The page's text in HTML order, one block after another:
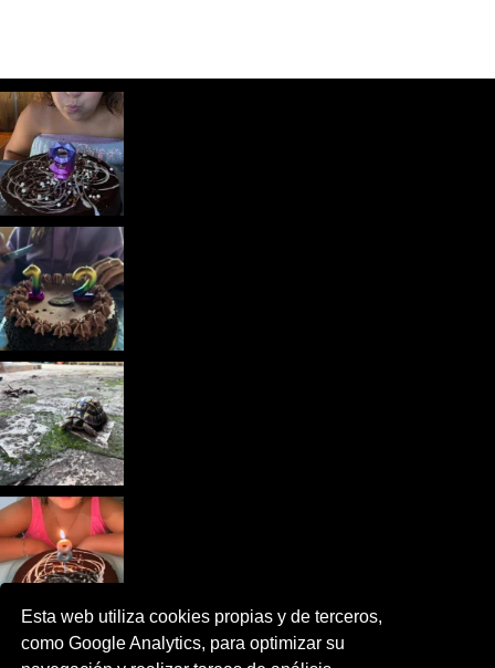
Esta web utiliza cookies propias y de terceros,
como Google Analytics, para optimizar su
Cargar más... Síguenos en Instagram